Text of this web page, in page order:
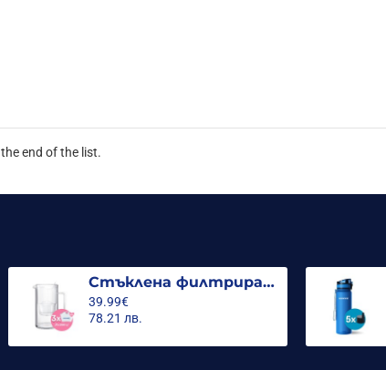
end of the list.
Стъклена филтрираща кана Гласс, 2.5л с 3 филтъра MFP Mg
39.99€
78.21 лв.